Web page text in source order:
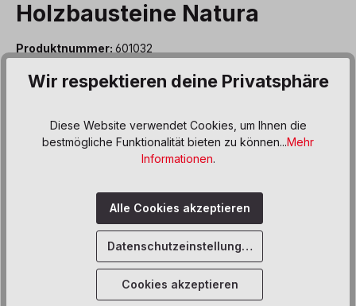
Holzbausteine Natura
Produktnummer: 601032
195,00 €*
Produkt Anzahl: Gib denIn den Warenkorb
Zum Merkzettel hinzufügen
Dieses natürliche Bauklötzchen-Set besteht aus
Wir respektieren deine Privatsphäre
Diese Website verwendet Cookies, um Ihnen die
bestmögliche Funktionalität bieten zu können...Mehr
Informationen.
Alle Cookies akzeptieren
Datenschutzeinstellungen
Cookies akzeptieren